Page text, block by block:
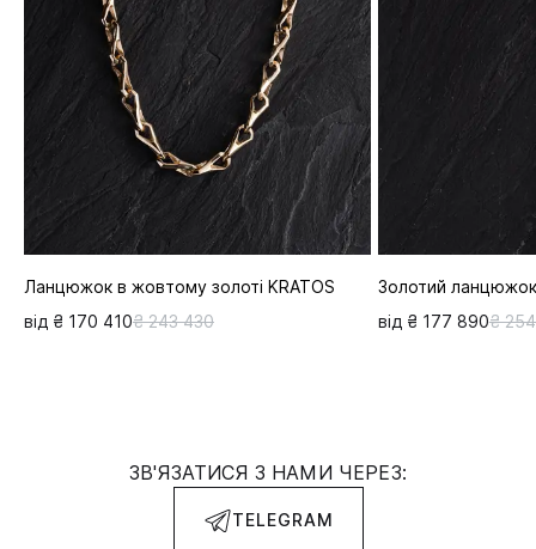
Ланцюжок в жовтому золоті KRATOS
від ₴ 170 410₴ 243 430
Золотий ланцюжок
від ₴ 177 890₴
ЗВ'ЯЗАТИСЯ З НАМИ ЧЕРЕЗ:
TELEGRAM